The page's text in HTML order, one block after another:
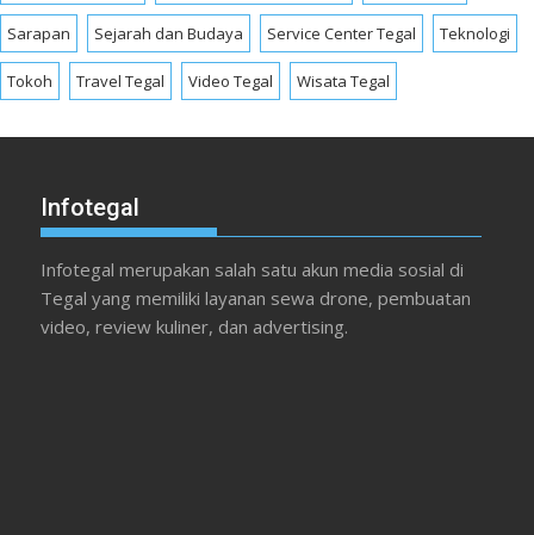
Sarapan Sejarah dan Budaya Service Center Tegal Teknologi
Tokoh Travel Tegal Video Tegal Wisata Tegal
Infotegal
Infotegal merupakan salah satu akun media sosial di
Tegal yang memiliki layanan sewa drone, pembuatan
video, review kuliner, dan advertising.